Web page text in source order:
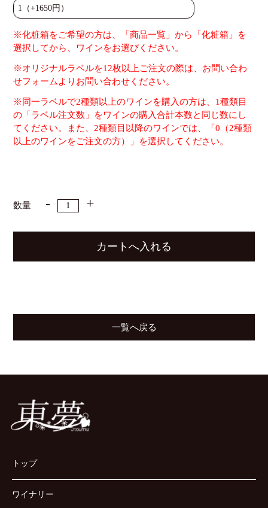
※化粧箱をご希望の方は、「商品一覧」から「化粧箱」を
選択してから、ワインをお選びください。
※オリジナルラベルを12枚以上ご注文の際は、お問い合わ
せフォームよりお問い合わせください。
※同一ラベルで2種類以上のワインを購入の方は、1種類目
の「ラベル注文数」をワインの購入合計本数と同じ数にし
てください。また、2種類目以降のワインでは、「0（2種類
以上のワインをご注文の方）」を選択してください。
数量
一覧へ戻る
トップ
ワイナリー